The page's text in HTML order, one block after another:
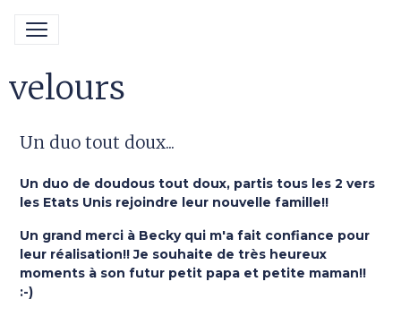
velours
Un duo tout doux...
Un duo de doudous tout doux, partis tous les 2 vers
les Etats Unis rejoindre leur nouvelle famille!!
Un grand merci à Becky qui m'a fait confiance pour
leur réalisation!! Je souhaite de très heureux
moments à son futur petit papa et petite maman!!
:-)